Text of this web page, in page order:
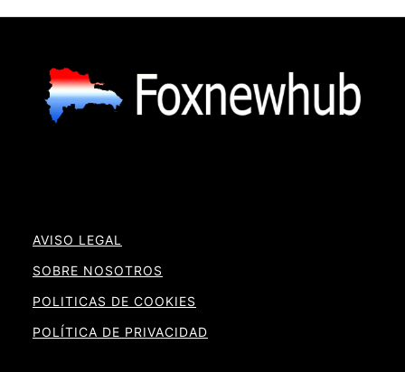
AVISO LEGAL
SOBRE NOSOTROS
POLITICAS DE COOKIES
POLÍTICA DE PRIVACIDAD